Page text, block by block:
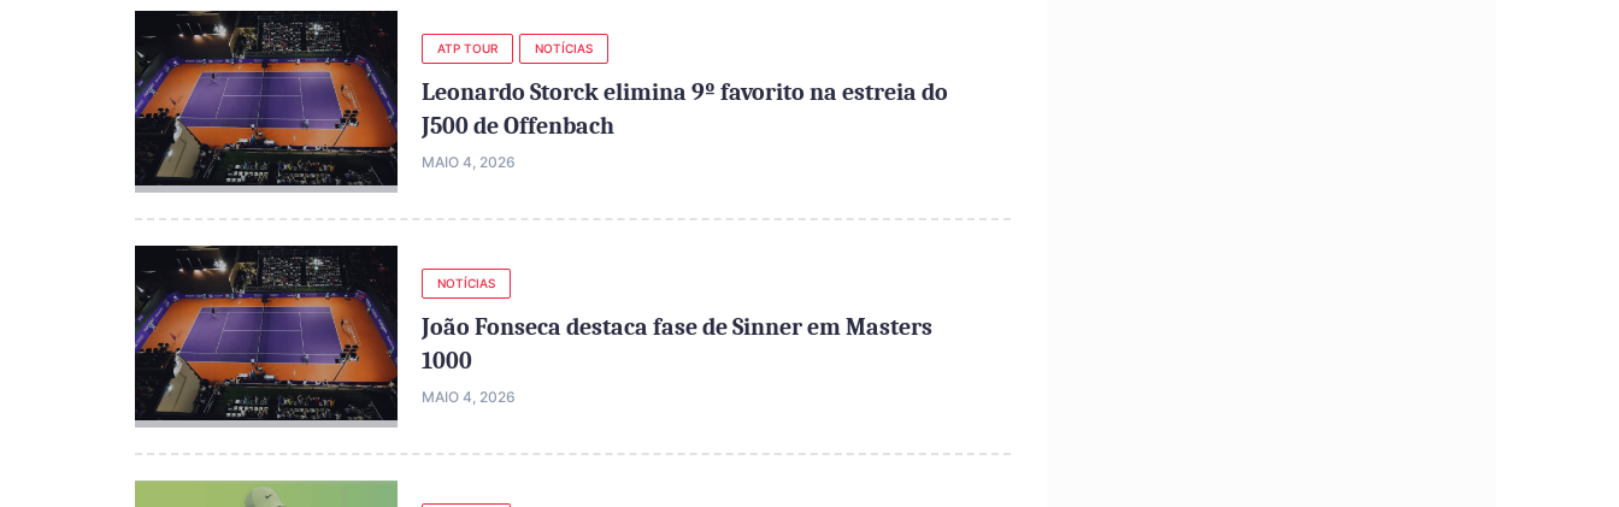
ATP TOUR NOTÍCIAS
Leonardo Storck elimina 9º favorito na estreia do
J500 de Offenbach
MAIO 4, 2026
NOTÍCIAS
João Fonseca destaca fase de Sinner em Masters
1000
MAIO 4, 2026